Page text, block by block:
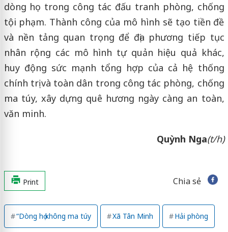
dòng họ trong công tác đấu tranh phòng, chống
tội phạm. Thành công của mô hình sẽ tạo tiền đề
và nền tảng quan trọng để địa phương tiếp tục
nhân rộng các mô hình tự quản hiệu quả khác,
huy động sức mạnh tổng hợp của cả hệ thống
chính trị và toàn dân trong công tác phòng, chống
ma túy, xây dựng quê hương ngày càng an toàn,
văn minh.
Quỳnh Nga(t/h)
Print Chia sẻ
“Dòng họ không ma túy Xã Tân Minh Hải phòng